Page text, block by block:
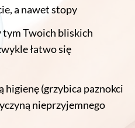
a nawet stopy
Twoich bliskich
łatwo się
higienę (grzybica paznokci
nieprzyjemnego